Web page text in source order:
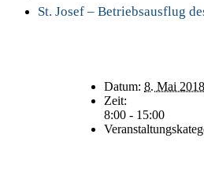
St. Josef – Betriebsausflug
Datum: 8. Mai 2018
Zeit:
8:00 - 15:00